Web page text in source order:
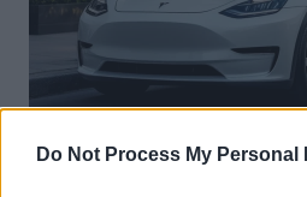
Do Not Process My Personal
Actus Info